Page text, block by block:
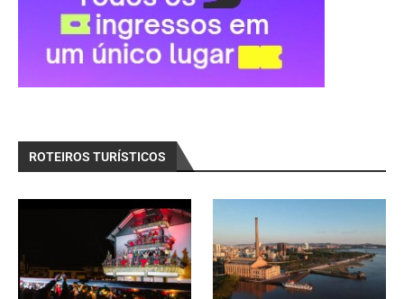
ROTEIROS TURÍSTICOS